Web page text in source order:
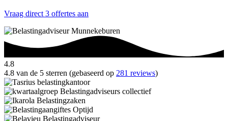
Vraag direct 3 offertes aan
4.8
4.8 van de 5 sterren (gebaseerd op 281 reviews)